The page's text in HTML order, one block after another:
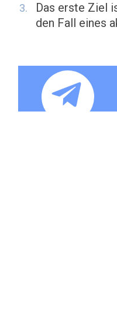
Das erste Ziel
den Fall eines